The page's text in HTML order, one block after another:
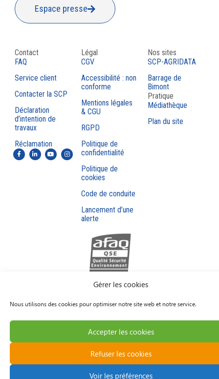
Gérer les cookies
Nous utilisons des cookies pour optimiser notre site web et notre service.
Accepter les cookies
Refuser les cookies
Voir les préférences
Espace presse
Contact
FAQ
Service client
Contacter la SCP
Déclaration
d’intention de
travaux
Réclamation
Légal
CGV
Accessibilité : non
conforme
Mentions légales
& CGU
RGPD
Politique de
confidentialité
Politique de
cookies
Code de conduite
Lancement d’une
alerte
Nos sites
SCP-AGRIDATA
Barrage de
Bimont
Pratique
Médiathèque
Plan du site